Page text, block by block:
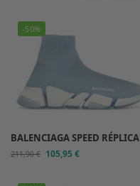
-50%
BALENCIAGA SPEED RÉPLICA
211,90€ 105,95€